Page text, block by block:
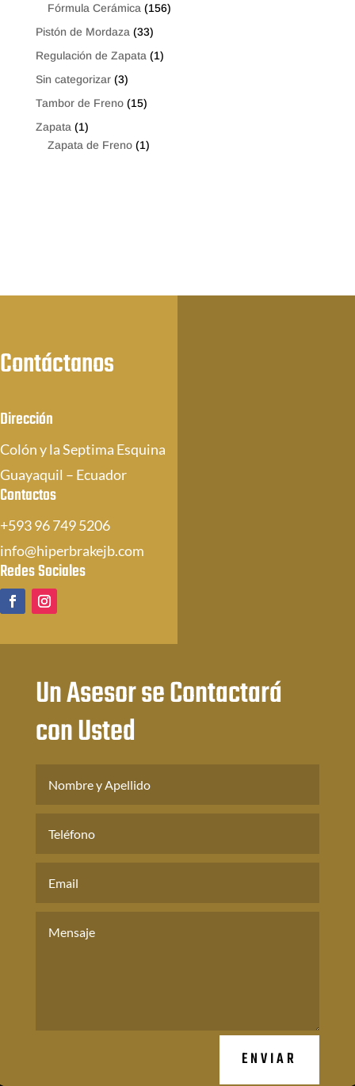
Fórmula Cerámica (156)
Pistón de Mordaza (33)
Regulación de Zapata (1)
Sin categorizar (3)
Tambor de Freno (15)
Zapata (1)
Zapata de Freno (1)
Contáctanos
Dirección
Colón y la Septima Esquina
Guayaquil – Ecuador
Contactos
+593 96 749 5206
info@hiperbrakejb.com
Redes Sociales
Un Asesor se Contactará
con Usted
ENVIAR